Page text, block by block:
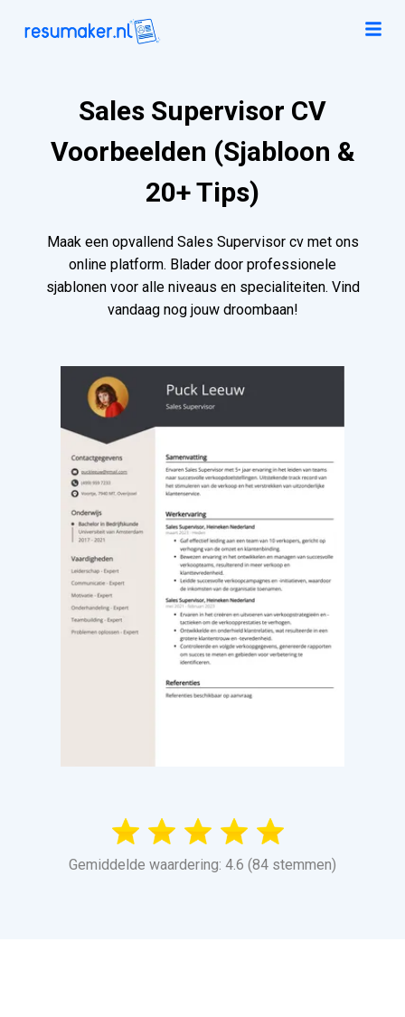
Sales Supervisor CV
Voorbeelden (Sjabloon &
20+ Tips)
Maak een opvallend Sales Supervisor cv met ons
online platform. Blader door professionele
sjablonen voor alle niveaus en specialiteiten. Vind
vandaag nog jouw droombaan!
Gemiddelde waardering: 4.6 (84 stemmen)